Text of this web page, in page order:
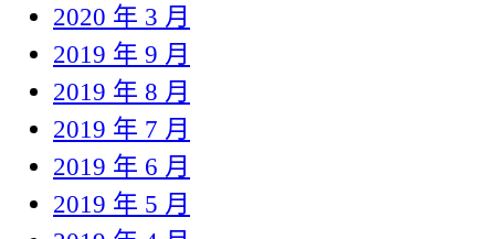
2020 年 3 月
2019 年 9 月
2019 年 8 月
2019 年 7 月
2019 年 6 月
2019 年 5 月